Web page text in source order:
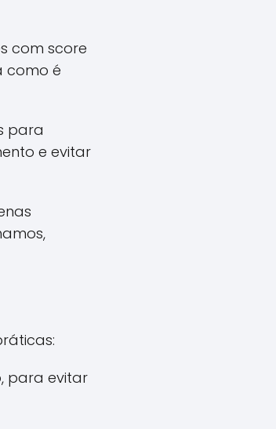
com score
como é
para
e evitar
para evitar